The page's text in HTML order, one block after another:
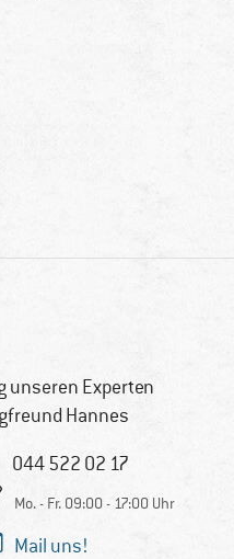
unseren Experten
Hannes
044 522 02 17
Mo. - Fr. 09:00 - 17:00 Uhr
Mail uns!